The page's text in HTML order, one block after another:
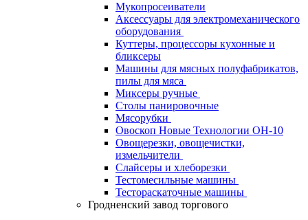
Мукопросеиватели
Аксессуары для электромеханического
оборудования
Куттеры, процессоры кухонные и
бликсеры
Машины для мясных полуфабрикатов,
пилы для мяса
Миксеры ручные
Столы панировочные
Мясорубки
Овоскоп Новые Технологии ОН-10
Овощерезки, овощечистки,
измельчители
Слайсеры и хлеборезки
Тестомесильные машины
Тестораскаточные машины
Гродненский завод торгового